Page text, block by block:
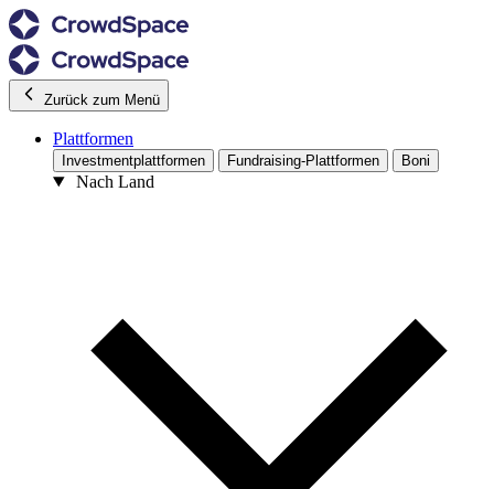
Zurück zum Menü
Plattformen
Investmentplattformen Fundraising-Plattformen Boni
Nach Land